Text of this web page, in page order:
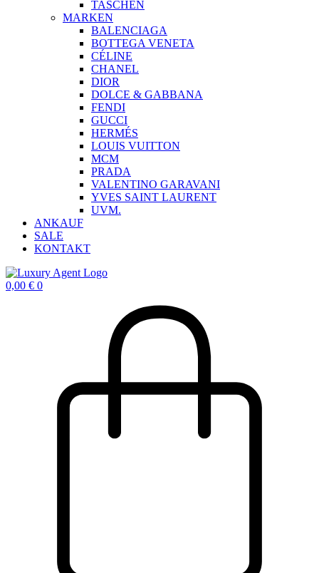
TASCHEN
MARKEN
BALENCIAGA
BOTTEGA VENETA
CÉLINE
CHANEL
DIOR
DOLCE & GABBANA
FENDI
GUCCI
HERMÉS
LOUIS VUITTON
MCM
PRADA
VALENTINO GARAVANI
YVES SAINT LAURENT
UVM.
ANKAUF
SALE
KONTAKT
0,00 € 0